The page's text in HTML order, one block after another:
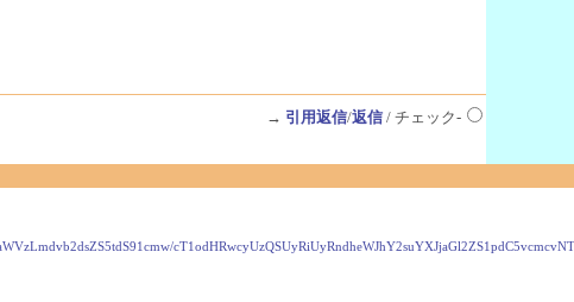
→ 引用返信/返信/ チェック-